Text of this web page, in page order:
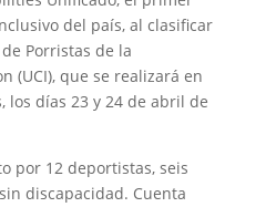
del país, al clasificar
Porristas de la
(UCI), que se realizará en
los días 23 y 24 de abril de
por 12 deportistas, seis
discapacidad. Cuenta